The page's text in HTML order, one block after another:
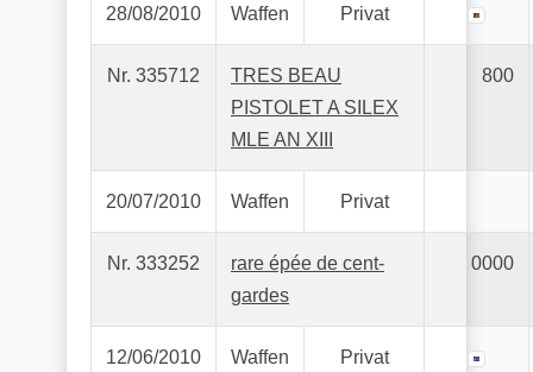
28/08/2010 Waffen Privat
Nr. 335712
TRES BEAU
PISTOLET A SILEX
MLE AN XIII
800
20/07/2010 Waffen Privat
Nr. 333252
rare épée de cent-
gardes
0000
12/06/2010 Waffen Privat